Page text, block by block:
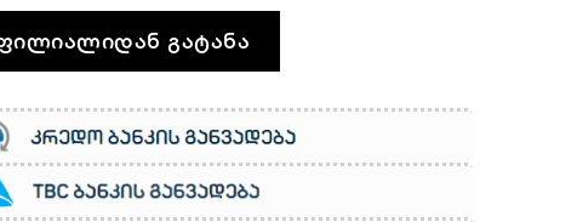
გატანა